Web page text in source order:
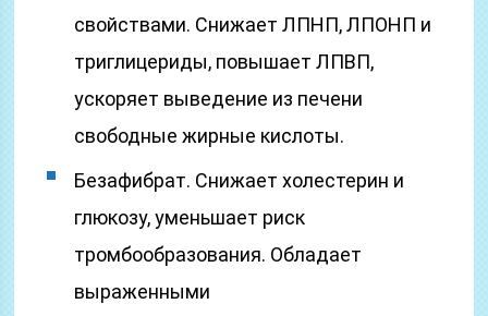
свойствами. Снижает ЛПНП, ЛПОНП и
триглицериды, повышает ЛПВП,
ускоряет выведение из печени
свободные жирные кислоты.
Безафибрат. Снижает холестерин и
глюкозу, уменьшает риск
тромбообразования. Обладает
выраженными